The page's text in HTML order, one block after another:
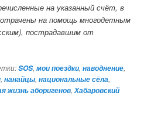
на указанный счёт, в
на помощь многодетным
пострадавшим от
SOS,мои поездки,наводнение,
,нанайцы,национальные сёла,
жизнь аборигенов,Хабаровский